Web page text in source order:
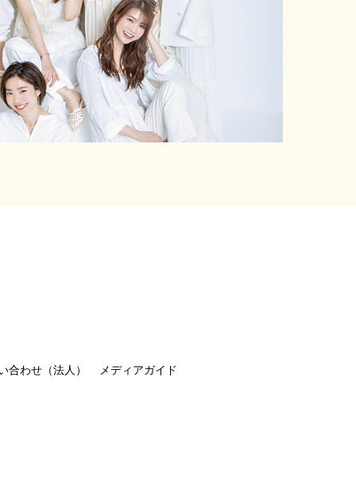
合わせ（法人） メディアガイド